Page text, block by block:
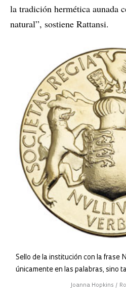
la tradición hermética aunada
natural”, sostiene Rattansi.
Sello de la institución con la frase
únicamente en las palabras, sino
Joanna Hopkins /